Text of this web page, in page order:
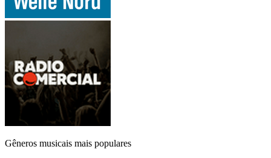
Gêneros musicais mais populares